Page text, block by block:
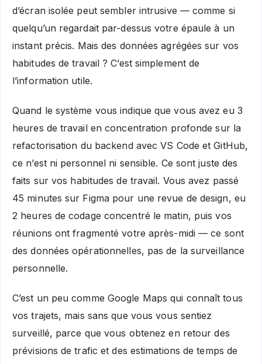
d’écran isolée peut sembler intrusive — comme si
quelqu’un regardait par-dessus votre épaule à un
instant précis. Mais des données agrégées sur vos
habitudes de travail ? C’est simplement de
l’information utile.
Quand le système vous indique que vous avez eu 3
heures de travail en concentration profonde sur la
refactorisation du backend avec VS Code et GitHub,
ce n’est ni personnel ni sensible. Ce sont juste des
faits sur vos habitudes de travail. Vous avez passé
45 minutes sur Figma pour une revue de design, eu
2 heures de codage concentré le matin, puis vos
réunions ont fragmenté votre après-midi — ce sont
des données opérationnelles, pas de la surveillance
personnelle.
C’est un peu comme Google Maps qui connaît tous
vos trajets, mais sans que vous vous sentiez
surveillé, parce que vous obtenez en retour des
prévisions de trafic et des estimations de temps de